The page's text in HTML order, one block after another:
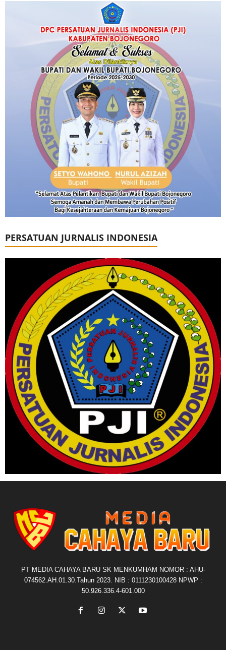
PERSATUAN JURNALIS INDONESIA
PT MEDIA CAHAYA BARU SK MENKUMHAM NOMOR : AHU-
074562.AH.01.30.Tahun 2023. NIB : 0111230100428 NPWP :
50.926.336.4-601.000